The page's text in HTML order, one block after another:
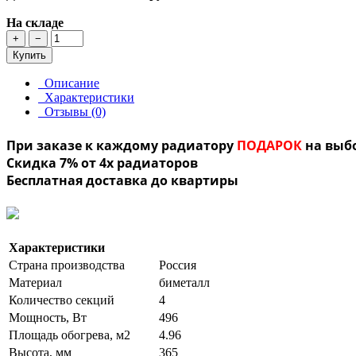
На складе
+
−
Купить
Описание
Характеристики
Отзывы (0)
При заказе к каждому радиатору ПОДАРОК на
Скидка 7% от 4х радиаторов
Бесплатная доставка до квартиры
Характеристики
Страна производства
Россия
Материал
биметалл
Количество секций
4
Мощность, Вт
496
Площадь обогрева, м2
4.96
Высота, мм
365